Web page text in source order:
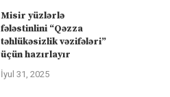
Misir yüzlərlə
fələstinlini “Qəzza
təhlükəsizlik vəzifələri”
üçün hazırlayır
İyul 31, 2025